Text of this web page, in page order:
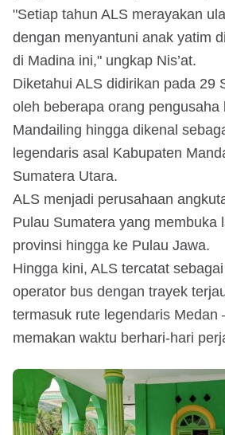
"Setiap tahun ALS merayakan
dengan menyantuni anak yatim
di Madina ini," ungkap Nis’at.
Diketahui ALS didirikan pada 29
oleh beberapa orang pengusaha
Mandailing hingga dikenal
legendaris asal Kabupaten
Sumatera Utara.
ALS menjadi perusahaan
Pulau Sumatera yang membuka
provinsi hingga ke Pulau Jawa.
Hingga kini, ALS tercatat
operator bus dengan trayek
termasuk rute legendaris Medan
memakan waktu berhari-hari